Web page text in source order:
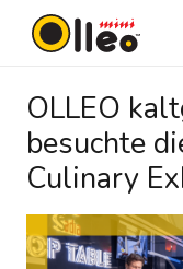
OLLEO
besuchte
Culinary